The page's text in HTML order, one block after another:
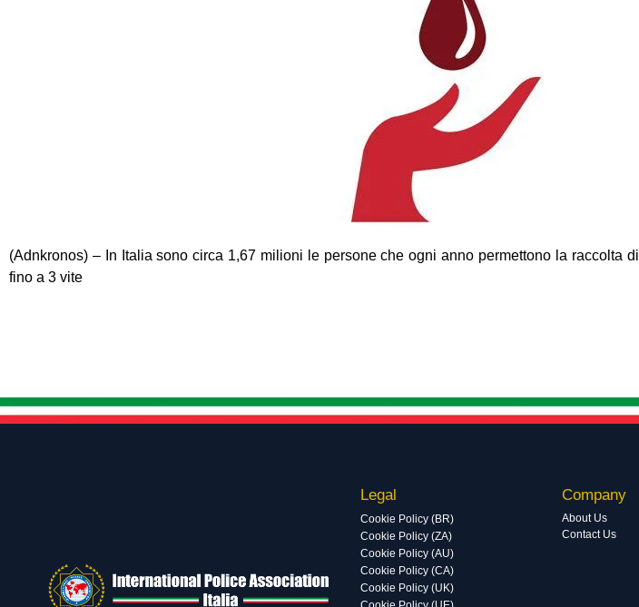
(Adnkronos) – In Italia sono circa 1,67 milioni le persone che ogni anno permettono la raccolta
fino a 3 vite
Legal
Cookie Policy (BR)
Cookie Policy (ZA)
Cookie Policy (AU)
Cookie Policy (CA)
Cookie Policy (UK)
Company
About Us
Contact Us